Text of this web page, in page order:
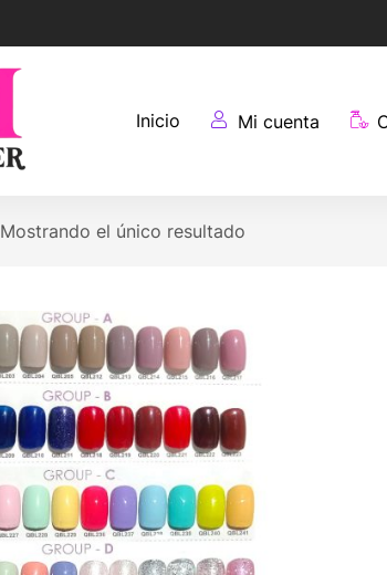
Inicio Mi cuenta
Mostrando el único resultado